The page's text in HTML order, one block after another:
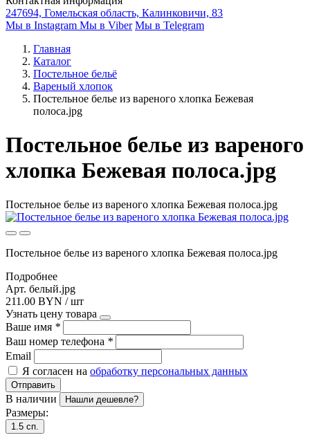
247694, Гомельская область, Калинковичи, 83
Мы в Instagram Мы в Viber Мы в Telegram
Главная
Каталог
Постельное бельё
Вареный хлопок
Постельное белье из вареного хлопка Бежевая
полоса.jpg
Постельное белье из вареного
хлопка Бежевая полоса.jpg
Постельное белье из вареного хлопка Бежевая полоса.jpg
Постельное белье из вареного хлопка Бежевая полоса.jpg
Подробнее
Арт. белый.jpg
211.00 BYN / шт
Узнать цену товара
Ваше имя *
Ваш номер телефона *
Email
Я согласен на обработку персональных данных
Отправить
В наличии Нашли дешевле?
Размеры:
1.5 сп.